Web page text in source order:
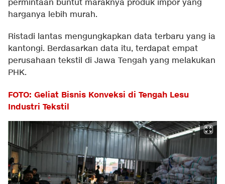
permintaan buntut maraknya produk impor yang
harganya lebih murah.
Ristadi lantas mengungkapkan data terbaru yang ia
kantongi. Berdasarkan data itu, terdapat empat
perusahaan tekstil di Jawa Tengah yang melakukan
PHK.
FOTO: Geliat Bisnis Konveksi di Tengah Lesu
Industri Tekstil